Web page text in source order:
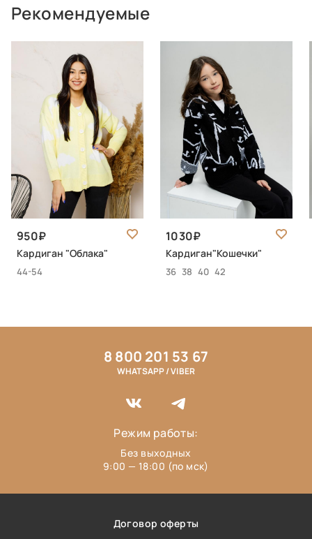
Рекомендуемые
950
Кардиган "Облака"
44-54
1030
Кардиган"Кошечки"
36 38 40 42
Договор оферты
8 800 201 53 67
WHATSAPP / VIBER
Режим работы:
Без выходных
9:00 — 18:00 (по мск)